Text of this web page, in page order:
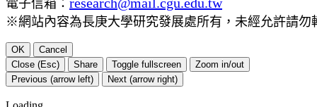
電子信箱：
※網站內容為長庚大學研究發展處所有，未經允許請勿
OK
Cancel
Close (Esc)
Share Toggle fullscreen
Zoom in/out
Previous (arrow left)
Next (arrow right)